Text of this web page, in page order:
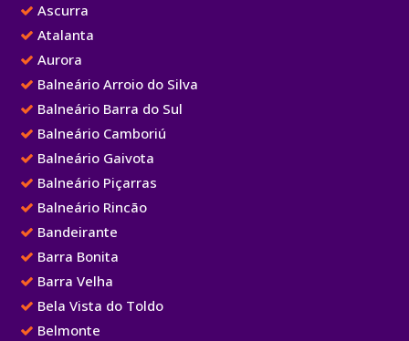
Ascurra
Atalanta
Aurora
Balneário Arroio do Silva
Balneário Barra do Sul
Balneário Camboriú
Balneário Gaivota
Balneário Piçarras
Balneário Rincão
Bandeirante
Barra Bonita
Barra Velha
Bela Vista do Toldo
Belmonte